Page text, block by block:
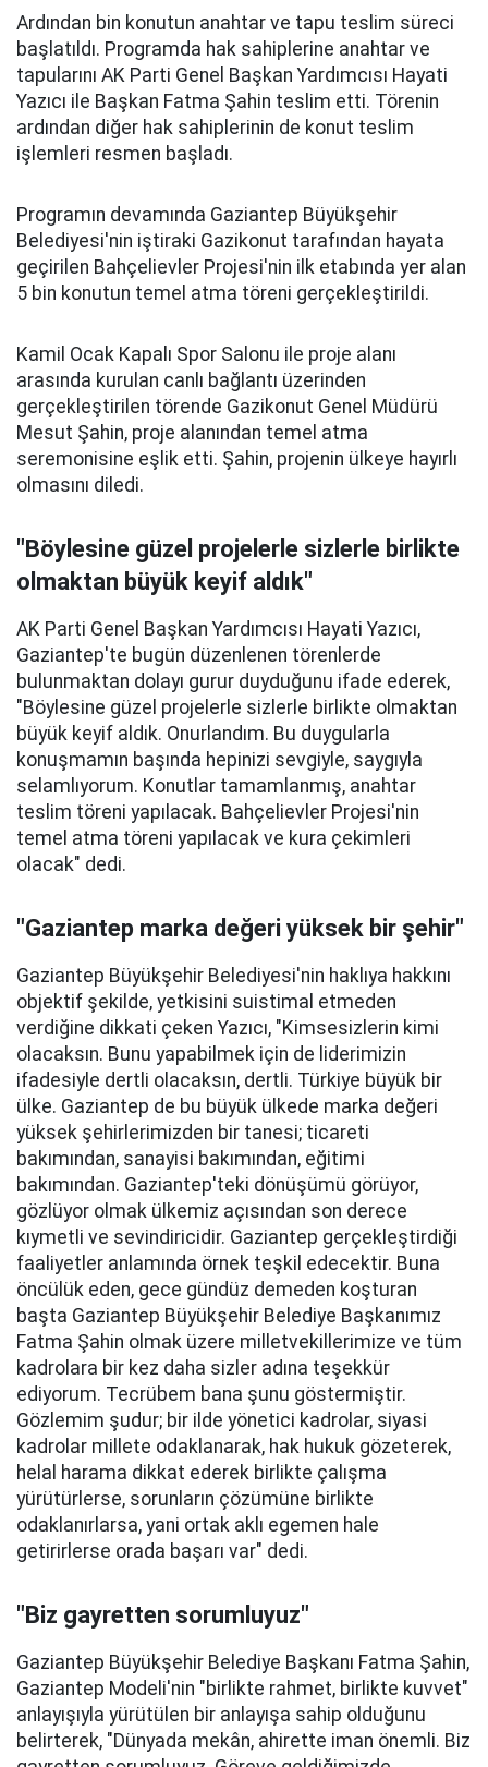
Ardından bin konutun anahtar ve tapu teslim süreci
başlatıldı. Programda hak sahiplerine anahtar ve
tapularını AK Parti Genel Başkan Yardımcısı Hayati
Yazıcı ile Başkan Fatma Şahin teslim etti. Törenin
ardından diğer hak sahiplerinin de konut teslim
işlemleri resmen başladı.
Programın devamında Gaziantep Büyükşehir
Belediyesi'nin iştiraki Gazikonut tarafından hayata
geçirilen Bahçelievler Projesi'nin ilk etabında yer alan
5 bin konutun temel atma töreni gerçekleştirildi.
Kamil Ocak Kapalı Spor Salonu ile proje alanı
arasında kurulan canlı bağlantı üzerinden
gerçekleştirilen törende Gazikonut Genel Müdürü
Mesut Şahin, proje alanından temel atma
seremonisine eşlik etti. Şahin, projenin ülkeye hayırlı
olmasını diledi.
"Böylesine güzel projelerle sizlerle birlikte
olmaktan büyük keyif aldık"
AK Parti Genel Başkan Yardımcısı Hayati Yazıcı,
Gaziantep'te bugün düzenlenen törenlerde
bulunmaktan dolayı gurur duyduğunu ifade ederek,
"Böylesine güzel projelerle sizlerle birlikte olmaktan
büyük keyif aldık. Onurlandım. Bu duygularla
konuşmamın başında hepinizi sevgiyle, saygıyla
selamlıyorum. Konutlar tamamlanmış, anahtar
teslim töreni yapılacak. Bahçelievler Projesi'nin
temel atma töreni yapılacak ve kura çekimleri
olacak" dedi.
"Gaziantep marka değeri yüksek bir şehir"
Gaziantep Büyükşehir Belediyesi'nin haklıya hakkını
objektif şekilde, yetkisini suistimal etmeden
verdiğine dikkati çeken Yazıcı, "Kimsesizlerin kimi
olacaksın. Bunu yapabilmek için de liderimizin
ifadesiyle dertli olacaksın, dertli. Türkiye büyük bir
ülke. Gaziantep de bu büyük ülkede marka değeri
yüksek şehirlerimizden bir tanesi; ticareti
bakımından, sanayisi bakımından, eğitimi
bakımından. Gaziantep'teki dönüşümü görüyor,
gözlüyor olmak ülkemiz açısından son derece
kıymetli ve sevindiricidir. Gaziantep gerçekleştirdiği
faaliyetler anlamında örnek teşkil edecektir. Buna
öncülük eden, gece gündüz demeden koşturan
başta Gaziantep Büyükşehir Belediye Başkanımız
Fatma Şahin olmak üzere milletvekillerimize ve tüm
kadrolara bir kez daha sizler adına teşekkür
ediyorum. Tecrübem bana şunu göstermiştir.
Gözlemim şudur; bir ilde yönetici kadrolar, siyasi
kadrolar millete odaklanarak, hak hukuk gözeterek,
helal harama dikkat ederek birlikte çalışma
yürütürlerse, sorunların çözümüne birlikte
odaklanırlarsa, yani ortak aklı egemen hale
getirirlerse orada başarı var" dedi.
"Biz gayretten sorumluyuz"
Gaziantep Büyükşehir Belediye Başkanı Fatma Şahin,
Gaziantep Modeli'nin "birlikte rahmet, birlikte kuvvet"
anlayışıyla yürütülen bir anlayışa sahip olduğunu
belirterek, "Dünyada mekân, ahirette iman önemli. Biz